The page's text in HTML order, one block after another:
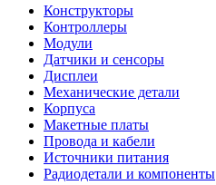
Конструкторы
Контроллеры
Модули
Датчики и сенсоры
Дисплеи
Механические детали
Корпуса
Макетные платы
Провода и кабели
Источники питания
Радиодетали и компоненты